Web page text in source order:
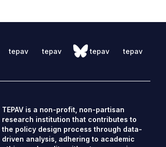
tepav tepav tepav tepav
TEPAV is a non-profit, non-partisan
research institution that contributes to
the policy design process through data-
driven analysis, adhering to academic